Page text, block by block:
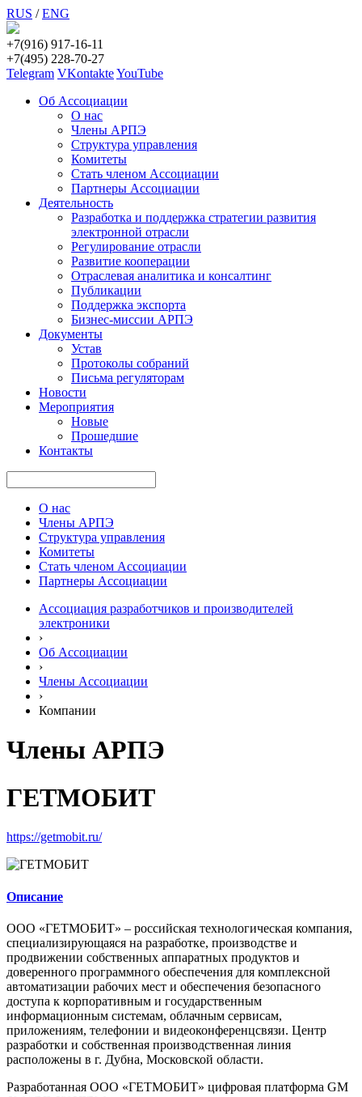
RUS /ENG
+7(916) 917-16-11
+7(495) 228-70-27
Telegram VKontakteYouTube
Об Ассоциации
О нас
Члены АРПЭ
Структура управления
Комитеты
Стать членом Ассоциации
Партнеры Ассоциации
Деятельность
Разработка и поддержка стратегии развития
электронной отрасли
Регулирование отрасли
Развитие кооперации
Отраслевая аналитика и консалтинг
Публикации
Поддержка экспорта
Бизнес-миссии АРПЭ
Документы
Устав
Протоколы собраний
Письма регуляторам
Новости
Мероприятия
Новые
Прошедшие
Контакты
О нас
Члены АРПЭ
Структура управления
Комитеты
Стать членом Ассоциации
Партнеры Ассоциации
Ассоциация разработчиков и производителей
электроники
›
Об Ассоциации
›
Члены Ассоциации
›
Компании
Члены АРПЭ
ГЕТМОБИТ
https://getmobit.ru/
Описание
ООО «ГЕТМОБИТ» – российская технологическая компания,
специализирующаяся на разработке, производстве и
продвижении собственных аппаратных продуктов и
доверенного программного обеспечения для комплексной
автоматизации рабочих мест и обеспечения безопасного
доступа к корпоративным и государственным
информационным системам, облачным сервисам,
приложениям, телефонии и видеоконференцсвязи. Центр
разработки и собственная производственная линия
расположены в г. Дубна, Московской области.
Разработанная ООО «ГЕТМОБИТ» цифровая платформа GM